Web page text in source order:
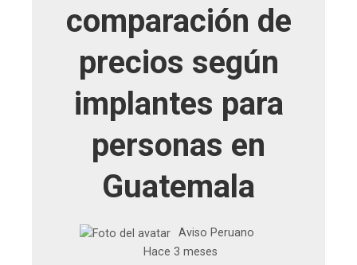
comparación de
precios según
implantes para
personas en
Guatemala
Aviso Peruano
Hace 3 meses